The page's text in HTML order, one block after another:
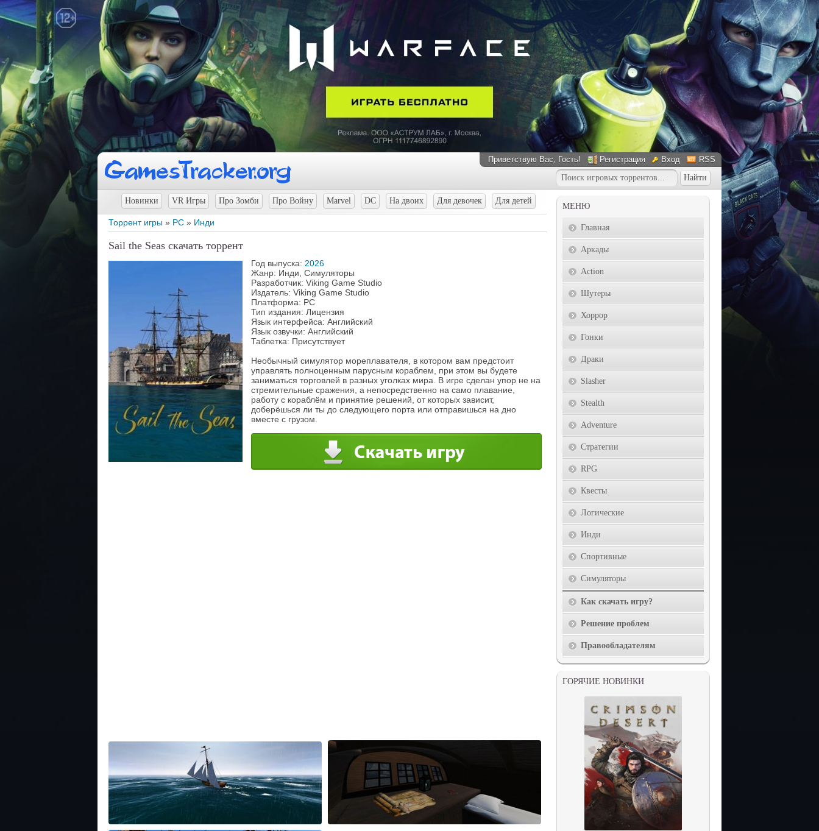
Приветствую Вас, Гость! Регистрация Вход RSS
Новинки VR Игры Про Зомби Про Войну Marvel DC На двоих Для девочек Для детей
Торрент игры » PC » Инди
Sail the Seas скачать торрент
Год выпуска: 2026
Жанр: Инди, Симуляторы
Разработчик: Viking Game Studio
Издатель: Viking Game Studio
Платформа: PC
Тип издания: Лицензия
Язык интерфейса: Английский
Язык озвучки: Английский
Таблетка: Присутствует
Необычный симулятор мореплавателя, в котором вам предстоит
управлять полноценным парусным кораблем, при этом вы будете
заниматься торговлей в разных уголках мира. В игре сделан упор не на
стремительные сражения, а непосредственно на само плавание,
работу с кораблём и принятие решений, от которых зависит,
доберёшься ли ты до следующего порта или отправишься на дно
вместе с грузом.
МЕНЮ
Главная
Аркады
Action
Шутеры
Хоррор
Гонки
Драки
Slasher
Stealth
Adventure
Стратегии
RPG
Квесты
Логические
Инди
Спортивные
Симуляторы
Как скачать игру?
Решение проблем
Правообладателям
ГОРЯЧИЕ НОВИНКИ